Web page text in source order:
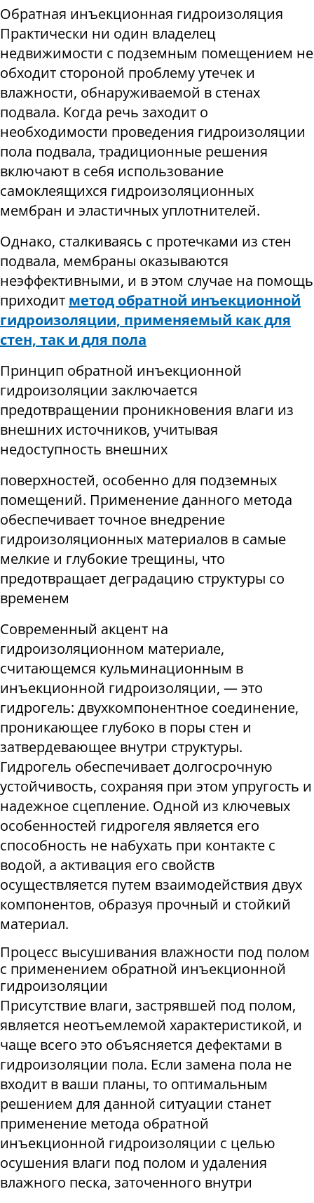
Обратная инъекционная гидроизоляция
Практически ни один владелец
недвижимости с подземным помещением не
обходит стороной проблему утечек и
влажности, обнаруживаемой в стенах
подвала. Когда речь заходит о
необходимости проведения гидроизоляции
пола подвала, традиционные решения
включают в себя использование
самоклеящихся гидроизоляционных
мембран и эластичных уплотнителей.
Однако, сталкиваясь с протечками из стен
подвала, мембраны оказываются
неэффективными, и в этом случае на помощь
приходит метод обратной инъекционной
гидроизоляции, применяемый как для
стен, так и для пола
Принцип обратной инъекционной
гидроизоляции заключается
предотвращении проникновения влаги из
внешних источников, учитывая
недоступность внешних
поверхностей, особенно для подземных
помещений. Применение данного метода
обеспечивает точное внедрение
гидроизоляционных материалов в самые
мелкие и глубокие трещины, что
предотвращает деградацию структуры со
временем
Современный акцент на
гидроизоляционном материале,
считающемся кульминационным в
инъекционной гидроизоляции, — это
гидрогель: двухкомпонентное соединение,
проникающее глубоко в поры стен и
затвердевающее внутри структуры.
Гидрогель обеспечивает долгосрочную
устойчивость, сохраняя при этом упругость и
надежное сцепление. Одной из ключевых
особенностей гидрогеля является его
способность не набухать при контакте с
водой, а активация его свойств
осуществляется путем взаимодействия двух
компонентов, образуя прочный и стойкий
материал.
Процесс высушивания влажности под полом
с применением обратной инъекционной
гидроизоляции
Присутствие влаги, застрявшей под полом,
является неотъемлемой характеристикой, и
чаще всего это объясняется дефектами в
гидроизоляции пола. Если замена пола не
входит в ваши планы, то оптимальным
решением для данной ситуации станет
применение метода обратной
инъекционной гидроизоляции с целью
осушения влаги под полом и удаления
влажного песка, заточенного внутри